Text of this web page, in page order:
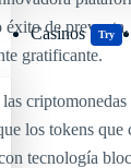
Casinos Try
de
gratificante.
los tokens que
tecnología